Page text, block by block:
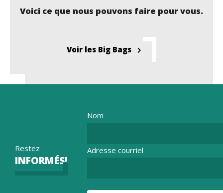
Voici ce que nous pouvons faire pour vous.
Voir les Big Bags
Restez
INFORMÉS!
Nom
Adresse courriel